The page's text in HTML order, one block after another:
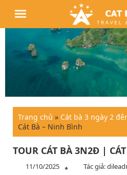
Trang chủ » Cát bà 3 ngày 2
Cát Bà – Ninh Bình
TOUR CÁT BÀ 3N2Đ |
11/10/2025 * Tác giả: